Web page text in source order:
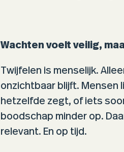
Wachten voelt veilig,
Twijfelen is menselijk.
onzichtbaar blijft. Mensen
hetzelfde zegt, of iets
boodschap minder op.
relevant. En op tijd.